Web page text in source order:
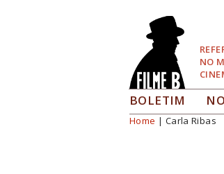
NO
BOLETIM
Você está
Home | Carla Ribas